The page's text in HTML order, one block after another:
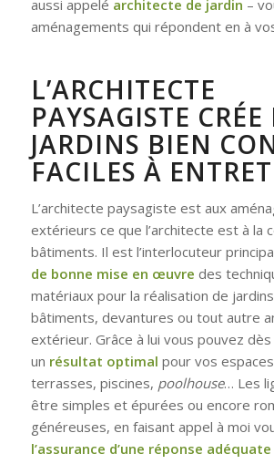
aussi appelé architecte de jardin –
aménagements qui répondent en à
L’ARCHITECTE
PAYSAGISTE CRÉE
JARDINS BIEN
FACILES À
L’architecte paysagiste est aux
extérieurs ce que l’architecte est à la
bâtiments. Il est l’interlocuteur
de bonne mise en œuvre des
matériaux pour la réalisation de
bâtiments, devantures ou tout autre
extérieur. Grâce à lui vous pouvez
un résultat optimal pour vos
terrasses, piscines, poolhouse… Les
être simples et épurées ou encore
généreuses, en faisant appel à moi
l’assurance d’une réponse adéquate